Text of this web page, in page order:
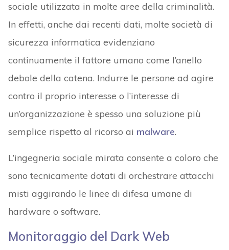
sociale utilizzata in molte aree della criminalità.
In effetti, anche dai recenti dati, molte società di
sicurezza informatica evidenziano
continuamente il fattore umano come l’anello
debole della catena. Indurre le persone ad agire
contro il proprio interesse o l’interesse di
un’organizzazione è spesso una soluzione più
semplice rispetto al ricorso ai malware.
L’ingegneria sociale mirata consente a coloro che
sono tecnicamente dotati di orchestrare attacchi
misti aggirando le linee di difesa umane di
hardware o software.
Monitoraggio del Dark Web